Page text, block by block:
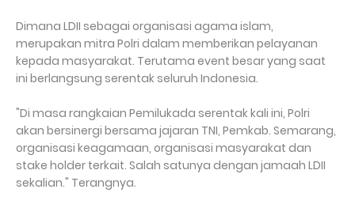
Dimana LDII sebagai organisasi agama islam,
merupakan mitra Polri dalam memberikan pelayanan
kepada masyarakat. Terutama event besar yang saat
ini berlangsung serentak seluruh Indonesia.
"Di masa rangkaian Pemilukada serentak kali ini, Polri
akan bersinergi bersama jajaran TNI, Pemkab. Semarang,
organisasi keagamaan, organisasi masyarakat dan
stake holder terkait. Salah satunya dengan jamaah LDII
sekalian." Terangnya.